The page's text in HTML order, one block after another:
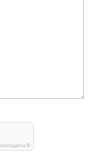
IconCaptcha ©